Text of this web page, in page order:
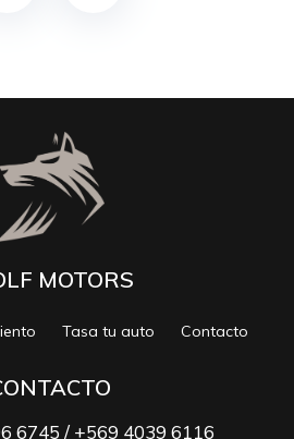
MOTORS
Tasa tu auto Contacto
6745 / +569 4039 6116